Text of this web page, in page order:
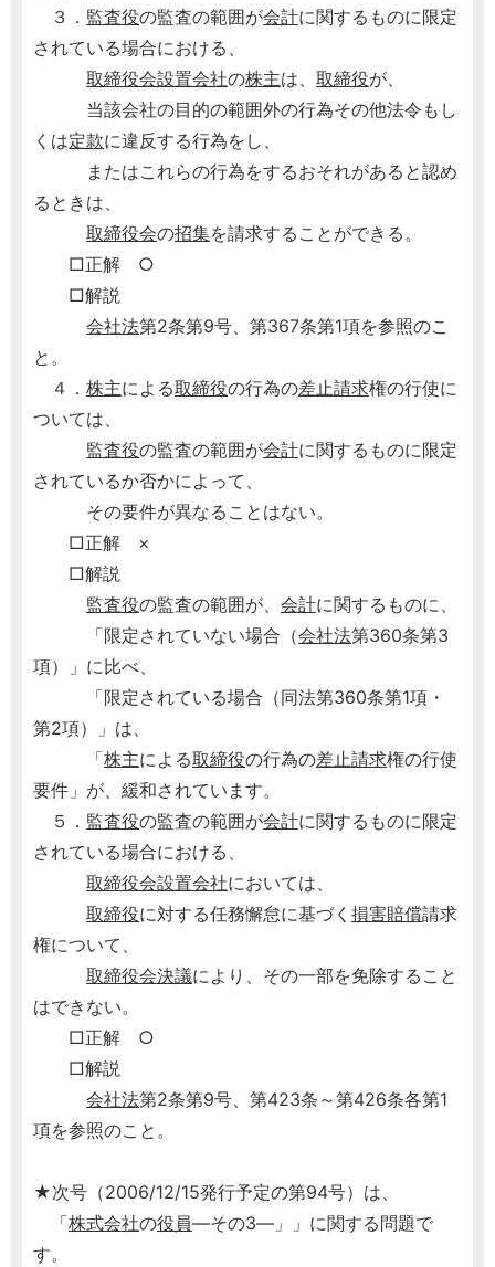
３． 監査役の監査の範囲が会計に関するものに限定
されている場合における、
取締役会設置会社の株主は、 取締役が、
当該会社の目的の範囲外の行為その他法令もし
くは定款に違反する行為をし、
またはこれらの行為をするおそれがあると認め
るときは、
取締役会の招集を請求することができる。
□正解 ○
□解説
会社法第2条第9号、第367条第1項を参照のこ
と。
４． 株主による取締役の行為の差止請求権の行使に
ついては、
監査役の監査の範囲が会計に関するものに限定
されているか否かによって、
その要件が異なることはない。
□正解 ×
□解説
監査役の監査の範囲が、 会計に関するものに、
「限定されていない場合（会社法第360条第3
項）」に比べ、
「限定されている場合（同法第360条第1項・
第2項）」は、
「株主による取締役の行為の差止請求権の行使
要件」が、緩和されています。
５． 監査役の監査の範囲が会計に関するものに限定
されている場合における、
取締役会設置会社においては、
取締役に対する任務懈怠に基づく 損害賠償請求
権について、
取締役会決議により、その一部を免除すること
はできない。
□正解 ○
□解説
会社法第2条第9号、第423条～第426条各第1
項を参照のこと。
★次号（2006/12/15発行予定の第94号）は、
「株式会社の役員―その3―」」に関する問題で
す。